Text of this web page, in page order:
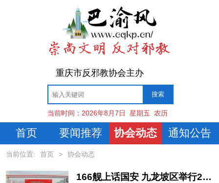
重庆市反邪教协会主办
当前时间： 2026年8月7日 星期五 农历
首页 要闻推荐 协会动态 通知公告
当前位置: 首页 > 协会动态
166舰上话国安 九龙坡区举行2025年全民国家安全教育日主场活动